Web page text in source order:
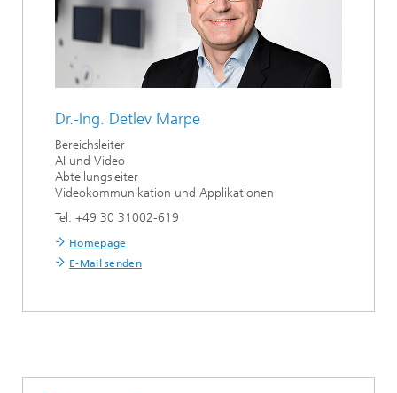
Dr.-Ing. Detlev Marpe
Bereichsleiter
AI und Video
Abteilungsleiter
Videokommunikation und Applikationen
Tel. +49 30 31002-619
Homepage
E-Mail senden